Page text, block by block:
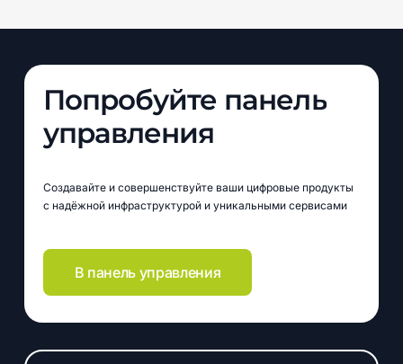
Попробуйте панель
управления
Создавайте и совершенствуйте ваши цифровые продукты
с надёжной инфраструктурой и уникальными сервисами
В панель управления